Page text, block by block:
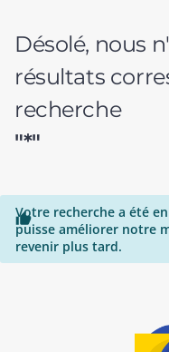
Désolé, nous
résultats
recherche
"*"

Votre recherche a été
puisse améliorer notre
revenir plus tard.